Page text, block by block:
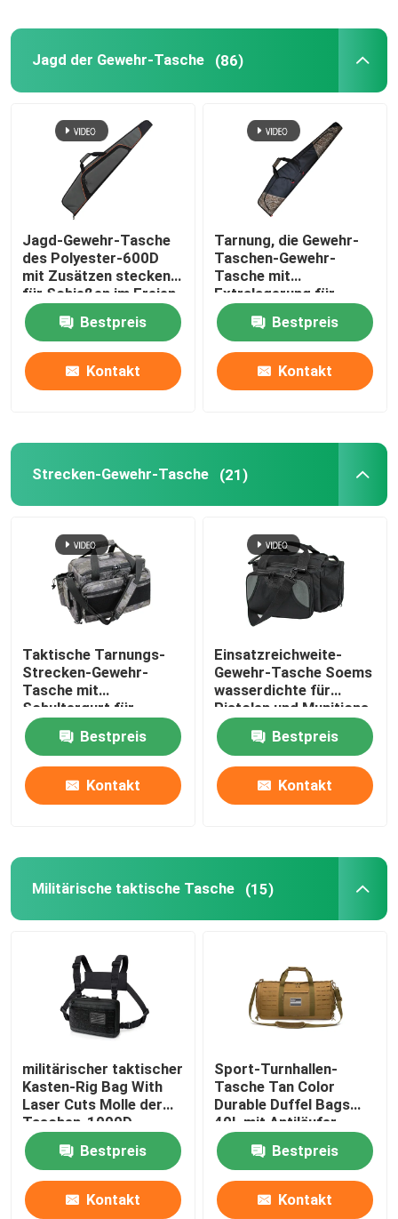
Jagd der Gewehr-Tasche (86)
Jagd-Gewehr-Tasche
des Polyester-600D
mit Zusätzen stecken
für Schießen im Freien
ein
Bestpreis
Kontakt
Tarnung, die Gewehr-
Taschen-Gewehr-
Tasche mit
Extralagerung für
Scoped-Gewehre jagt
Bestpreis
Kontakt
Strecken-Gewehr-Tasche (21)
Taktische Tarnungs-
Strecken-Gewehr-
Tasche mit
Schultergurt für
taktisches Schießen
Bestpreis
Kontakt
Einsatzreichweite-
Gewehr-Tasche Soems
wasserdichte für
Pistolen und Munitions-
schwarzes Grau
Bestpreis
Kontakt
Militärische taktische Tasche (15)
militärischer taktischer
Kasten-Rig Bag With
Laser Cuts Molle der
Taschen-1000D
Nylonentwurf
Bestpreis
Kontakt
Sport-Turnhallen-
Tasche Tan Color
Durable Duffel Bags
40L mit Antiläufer
Bestpreis
Kontakt